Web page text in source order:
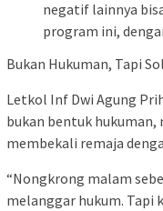
negatif lainnya
program ini,
Bukan Hukuman, Tapi
Letkol Inf Dwi Agung
bukan bentuk hukuman,
membekali remaja
“Nongkrong malam
melanggar hukum. Tapi